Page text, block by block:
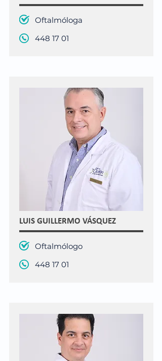
Oftalmóloga
448 17 01
LUIS GUILLERMO VÁSQUEZ
Oftalmólogo
448 17 01